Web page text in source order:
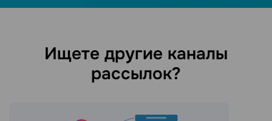
Ищете другие каналы
рассылок?